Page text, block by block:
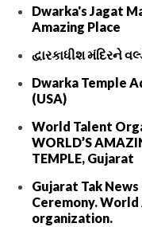
Dwarka's Jagat
Amazing Place
દ્વારકાધીશ મંદિરને
Dwarka Temple
(USA)
World Talent
WORLD’S
TEMPLE, Gujarat
Gujarat Tak
Ceremony.
organization.